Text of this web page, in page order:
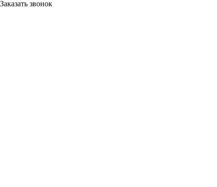
Заказать звонок